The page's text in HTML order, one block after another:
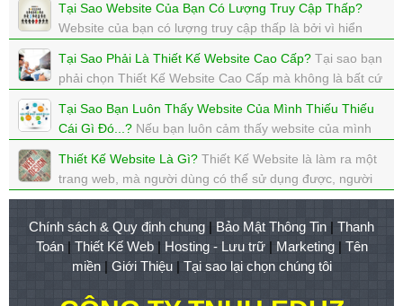
bại.
xem: 3436 | cập nhật: 01/08/2017 22:26
Tại Sao Website Của Bạn Có Lượng Truy Cập Thấp?
Website của bạn có lượng truy cập thấp là bởi vì hiển
xem: 3667 | cập nhật: 01/08/2017 22:23
Tại Sao Phải Là Thiết Kế Website Cao Cấp? Tại sao bạn
phải chọn Thiết Kế Website Cao Cấp mà không là bất cứ
xem: 2788 | cập nhật: 01/08/2017 22:16
Tại Sao Bạn Luôn Thấy Website Của Mình Thiếu Thiếu
Cái Gì Đó...? Nếu bạn luôn cảm thấy website của mình
đáp ứng được mong muốn của chính bạn.
xem: 2820 | cập nhật: 01/08/2017 22:12
Thiết Kế Website Là Gì? Thiết Kế Website là làm ra một
trang web, mà người dùng có thể sử dụng được, người
chủ kiếm tiền được, Google Seo lên Top được,...
Chính sách & Quy định chung | Bảo Mật Thông Tin | Thanh
Toán| Thiết Kế Web| Hosting - Lưu trữ| Marketing| Tên
miền| Giới Thiệu| Tại sao lại chọn chúng tôi